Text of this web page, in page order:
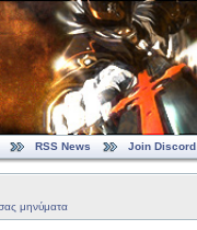
RSS News Join Discord
σας μηνύματα